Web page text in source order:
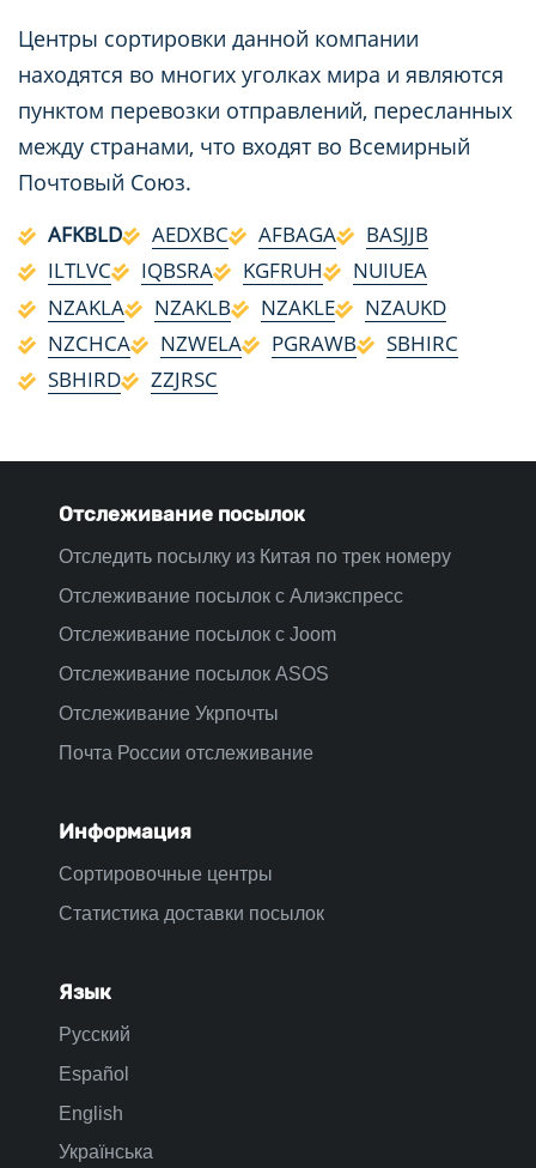
Центры сортировки данной компании
находятся во многих уголках мира и являются
пунктом перевозки отправлений, пересланных
между странами, что входят во Всемирный
Почтовый Союз.
AFKBLD AEDXBC AFBAGA
BASJJB
ILTLVC
IQBSRA KGFRUH
NUIUEA
NZAKLA
NZAKLB NZAKLE
NZAUKD
NZCHCA
NZWELA PGRAWB
SBHIRC
SBHIRD
ZZJRSC
Отслеживание посылок
Отследить посылку из Китая по трек номеру
Отслеживание посылок с Алиэкспресс
Отслеживание посылок с Joom
Отслеживание посылок ASOS
Отслеживание Укрпочты
Почта России отслеживание
Информация
Сортировочные центры
Статистика доставки посылок
Язык
Русский
Español
English
Українська